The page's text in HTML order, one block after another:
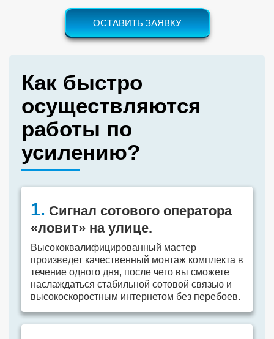
ОСТАВИТЬ ЗАЯВКУ
Как быстро
осуществляются
работы по
усилению?
1. Сигнал сотового оператора
«ловит» на улице.
Высококвалифицированный мастер
произведет качественный монтаж комплекта в
течение одного дня, после чего вы сможете
наслаждаться стабильной сотовой связью и
высокоскоростным интернетом без перебоев.